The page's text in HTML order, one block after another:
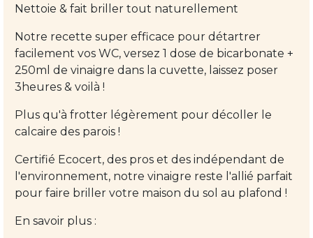
Nettoie & fait briller tout naturellement
Notre recette super efficace pour détartrer
facilement vos WC, versez 1 dose de bicarbonate +
250ml de vinaigre dans la cuvette, laissez poser
3heures & voilà !
Plus qu'à frotter légèrement pour décoller le
calcaire des parois !
Certifié Ecocert, des pros et des indépendant de
l'environnement, notre vinaigre reste l'allié parfait
pour faire briller votre maison du sol au plafond !
En savoir plus :